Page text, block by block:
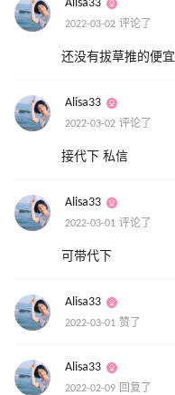
Alisa33
2022-03-02 评论了
还没有拔草推的便宜
Alisa33
2022-03-02 评论了
接代下 私信
Alisa33
2022-03-01 评论了
可带代下
Alisa33
2022-03-01 赞了
Alisa33
2022-02-09 回复了